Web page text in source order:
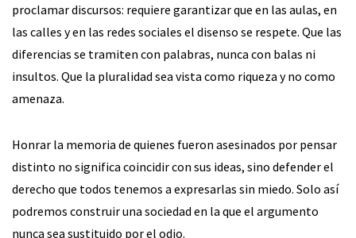
proclamar discursos: requiere garantizar que en las aulas, en
las calles y en las redes sociales el disenso se respete. Que las
diferencias se tramiten con palabras, nunca con balas ni
insultos. Que la pluralidad sea vista como riqueza y no como
amenaza.
Honrar la memoria de quienes fueron asesinados por pensar
distinto no significa coincidir con sus ideas, sino defender el
derecho que todos tenemos a expresarlas sin miedo. Solo así
podremos construir una sociedad en la que el argumento
nunca sea sustituido por el odio.